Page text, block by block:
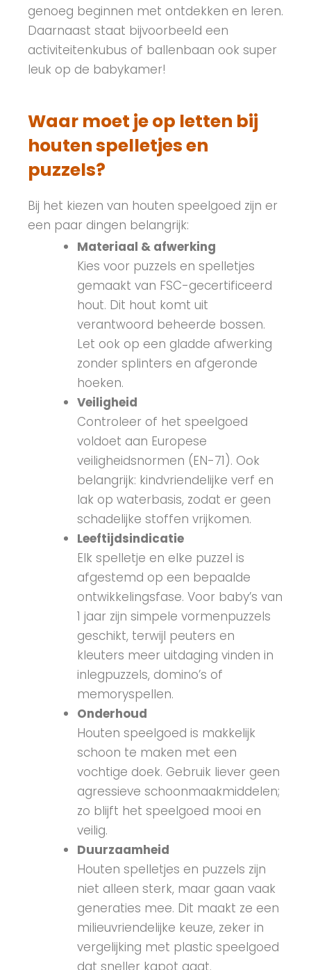
genoeg beginnen met ontdekken en leren.
Daarnaast staat bijvoorbeeld een
activiteitenkubus of ballenbaan ook super
leuk op de babykamer!
Waar moet je op letten bij
houten spelletjes en
puzzels?
Bij het kiezen van houten speelgoed zijn er
een paar dingen belangrijk:
Materiaal & afwerking
Kies voor puzzels en spelletjes
gemaakt van FSC-gecertificeerd
hout. Dit hout komt uit
verantwoord beheerde bossen.
Let ook op een gladde afwerking
zonder splinters en afgeronde
hoeken.
Veiligheid
Controleer of het speelgoed
voldoet aan Europese
veiligheidsnormen (EN-71). Ook
belangrijk: kindvriendelijke verf en
lak op waterbasis, zodat er geen
schadelijke stoffen vrijkomen.
Leeftijdsindicatie
Elk spelletje en elke puzzel is
afgestemd op een bepaalde
ontwikkelingsfase. Voor baby’s van
1 jaar zijn simpele vormenpuzzels
geschikt, terwijl peuters en
kleuters meer uitdaging vinden in
inlegpuzzels, domino’s of
memoryspellen.
Onderhoud
Houten speelgoed is makkelijk
schoon te maken met een
vochtige doek. Gebruik liever geen
agressieve schoonmaakmiddelen;
zo blijft het speelgoed mooi en
veilig.
Duurzaamheid
Houten spelletjes en puzzels zijn
niet alleen sterk, maar gaan vaak
generaties mee. Dit maakt ze een
milieuvriendelijke keuze, zeker in
vergelijking met plastic speelgoed
dat sneller kapot gaat.